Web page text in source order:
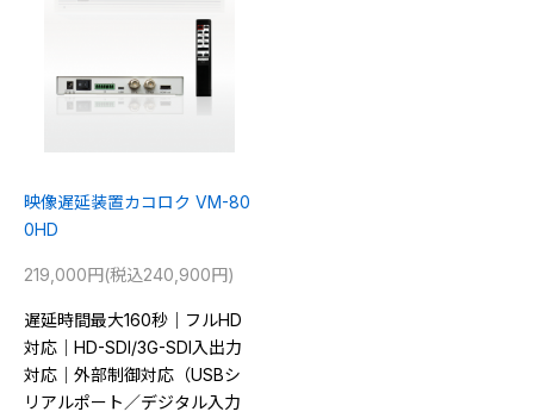
映像遅延装置カコロク VM-80
0HD
219,000円(税込240,900円)
遅延時間最大160秒｜フルHD
対応｜HD-SDI/3G-SDI入出力
対応｜外部制御対応（USBシ
リアルポート／デジタル入力